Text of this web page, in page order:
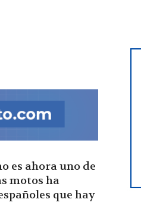
|
es ahora uno de
motos ha
que hay